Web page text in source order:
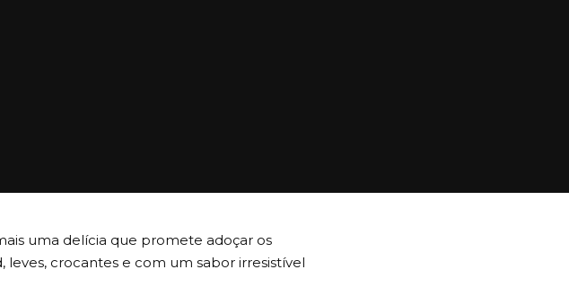
uma delícia que promete adoçar os
crocantes e com um sabor irresistível